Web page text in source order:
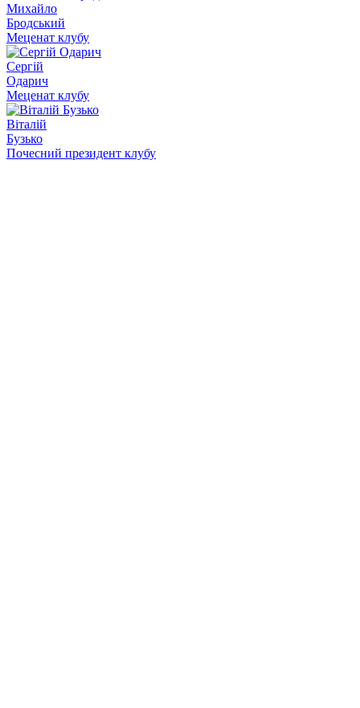
Михайло
Бродський
Меценат клубу
Сергій
Одарич
Меценат клубу
Віталій
Бузько
Почесний президент клубу